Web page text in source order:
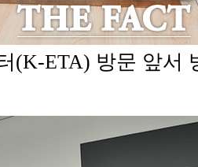
(K-ETA) 방문 앞서